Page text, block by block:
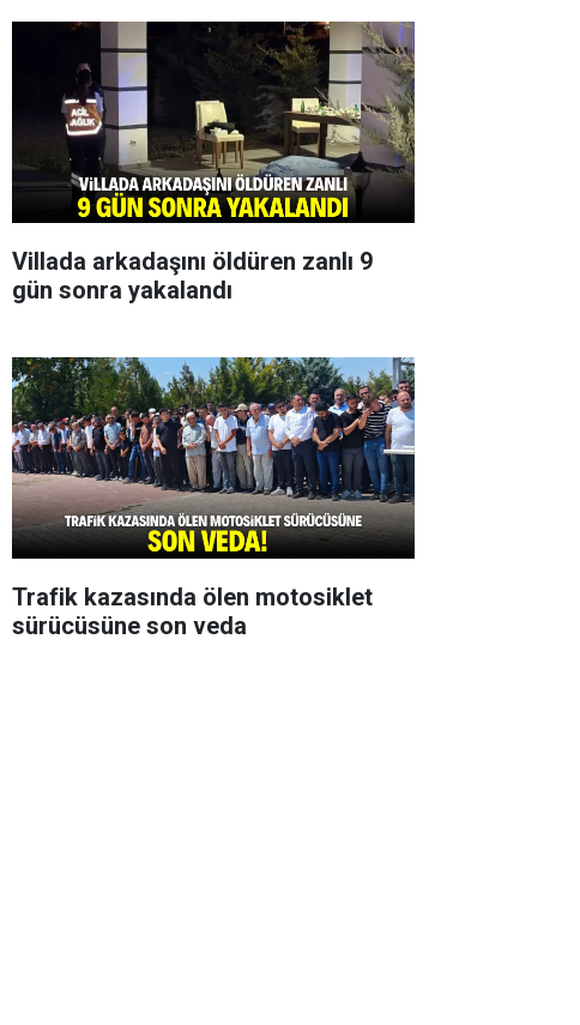
Villada arkadaşını öldüren zanlı 9
gün sonra yakalandı
Trafik kazasında ölen motosiklet
sürücüsüne son veda